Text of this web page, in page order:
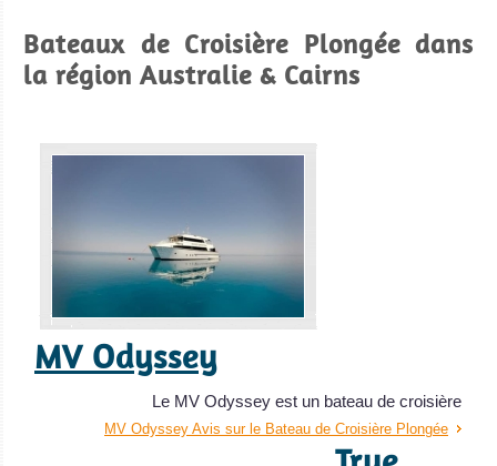
Accès parfait pour plonger sur la Grande Barrière de
Douglas.
Port Douglas Avis sur la plongée
Bateaux de Croisière Plongée dans
la région Australie & Cairns
MV Odyssey
Le MV Odyssey est un bateau de croisière
MV Odyssey Avis sur le Bateau de Croisière Plongée